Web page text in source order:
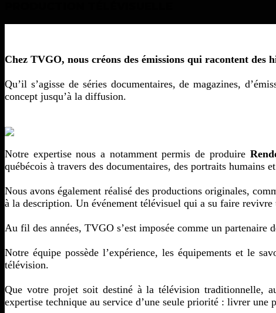
Chez TVGO, nous créons des émissions qui racontent des
Qu’il s’agisse de séries documentaires, de magazines,
concept jusqu’à la diffusion.
Notre expertise nous a notamment permis de produire
québécois à travers des documentaires, des portraits
Nous avons également réalisé des productions originales,
à la description. Un événement télévisuel qui a su faire
Au fil des années, TVGO s’est imposée comme un partenaire
Notre équipe possède l’expérience, les équipements et le
télévision.
Que votre projet soit destiné à la télévision traditionnelle,
expertise technique au service d’une seule priorité : livrer